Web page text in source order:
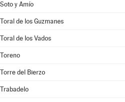
Soto y Amío
Toral de los Guzmanes
Toral de los Vados
Toreno
Torre del Bierzo
Trabadelo